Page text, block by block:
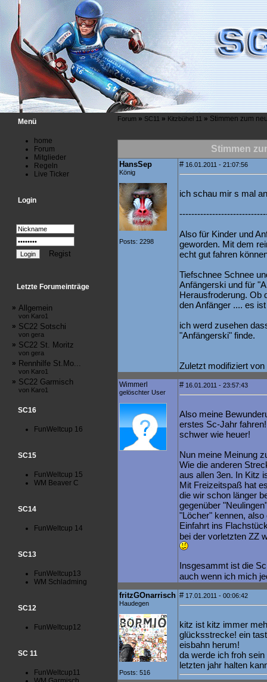
Menü
home
Forum
Mitglieder
Regeln
Live Ticker
Login
Regist
Letzte Forumeinträge
» Allgemein
von Karo1
» SC22 Sotschi
von gera
» SC22 St. Moritz
von gera
» Rennhilfe St.Mo...
von Karo1
» SC22 Garmisch
von Karo1
SC16
FunWeltcup 16
SC15
FunWeltcup 15
WM Beaver C
SC14
FunWeltcup 14
SC13
FunWeltcup13
WM Schladming
SC12
FunWeltcup12
SC 11
FunWeltcup11
Forum» SC11» Kitzbühel 11» Stimmen zum
Stimmen
HansSep
König
Posts: 2298
#16.01.2011 - 21:07:56
ich schau mir s mal
Also für Kinder und
geworden. Mit dem
echt gut fahren
Tiefschnee Schnee
Anfängerski und für
Herausfroderung. Ob
den Anfänger .... es
ich werd zusehen
"Anfängerski" finde.
Zuletzt modifiziert
Wimmerl
gelöschter User
#16.01.2011 - 23:57:43
Also meine
erstes Sc-Jahr
schwer wie heuer!
Nun meine Meinung
Wie die anderen
aus allen 3en. In Kitz
Mit Freizeitspaß hat
die wir schon länger
gegenüber
"Löcher" kennen,
Einfahrt ins
bei der vorletzten ZZ
Insgesammt ist die
auch wenn ich mich
fritzGOnarrisch
Haudegen
Posts: 516
#17.01.2011 - 00:06:42
kitz ist kitz immer
glücksstrecke! ein
eisbahn herum!
da werde ich froh
letzten jahr halten